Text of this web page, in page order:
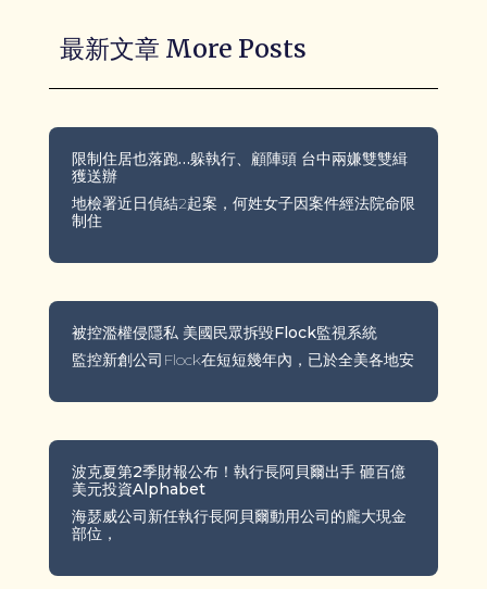
最新文章 More Posts
限制住居也落跑…躲執行、顧陣頭 台中兩嫌雙雙緝
獲送辦
地檢署近日偵結2起案，何姓女子因案件經法院命限
制住
被控濫權侵隱私 美國民眾拆毀Flock監視系統
監控新創公司Flock在短短幾年內，已於全美各地安
波克夏第2季財報公布！執行長阿貝爾出手 砸百億
美元投資Alphabet
海瑟威公司新任執行長阿貝爾動用公司的龐大現金
部位，